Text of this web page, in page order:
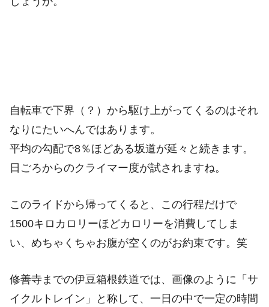
自転車で下界（？）から駆け上がってくるのはそれ
なりにたいへんではあります。
平均の勾配で8％ほどある坂道が延々と続きます。
日ごろからのクライマー度が試されますね。
このライドから帰ってくると、この行程だけで
1500キロカロリーほどカロリーを消費してしま
い、めちゃくちゃお腹が空くのがお約束です。笑
修善寺までの伊豆箱根鉄道では、画像のように「サ
イクルトレイン」と称して、一日の中で一定の時間